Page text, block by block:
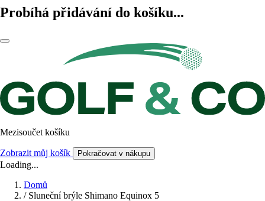
Probíhá přidávání do košíku...
Mezisoučet košíku
Zobrazit můj košík Pokračovat v nákupu
Loading...
Domů
/ Sluneční brýle Shimano Equinox 5